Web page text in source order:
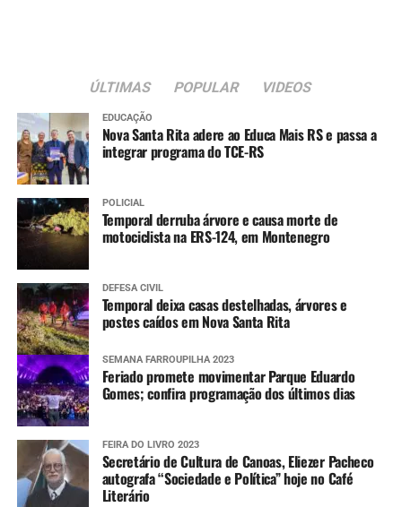
ÚLTIMAS POPULAR VIDEOS
EDUCAÇÃO
Nova Santa Rita adere ao Educa Mais RS e passa a
integrar programa do TCE-RS
POLICIAL
Temporal derruba árvore e causa morte de
motociclista na ERS-124, em Montenegro
DEFESA CIVIL
Temporal deixa casas destelhadas, árvores e
postes caídos em Nova Santa Rita
SEMANA FARROUPILHA 2023
Feriado promete movimentar Parque Eduardo
Gomes; confira programação dos últimos dias
FEIRA DO LIVRO 2023
Secretário de Cultura de Canoas, Eliezer Pacheco
autografa “Sociedade e Política” hoje no Café
Literário